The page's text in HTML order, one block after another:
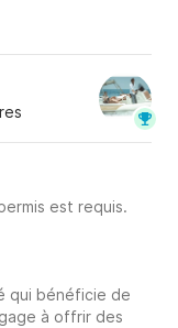
est requis.
qui bénéficie de
à offrir des